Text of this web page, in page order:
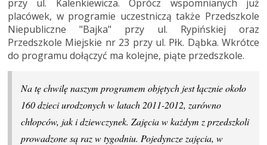
przy ul. Kalenkiewicza. Oprócz wspomnianych już
placówek, w programie uczestniczą także Przedszkole
Niepubliczne "Bajka" przy ul. Rypińskiej oraz
Przedszkole Miejskie nr 23 przy ul. Płk. Dąbka. Wkrótce
do programu dołączyć ma kolejne, piąte przedszkole.
Na tę chwilę naszym programem objętych jest łącznie około
160 dzieci urodzonych w latach 2011-2012, zarówno
chłopców, jak i dziewczynek. Zajęcia w każdym z przedszkoli
prowadzone są raz w tygodniu. Pojedyncze zajęcia, w